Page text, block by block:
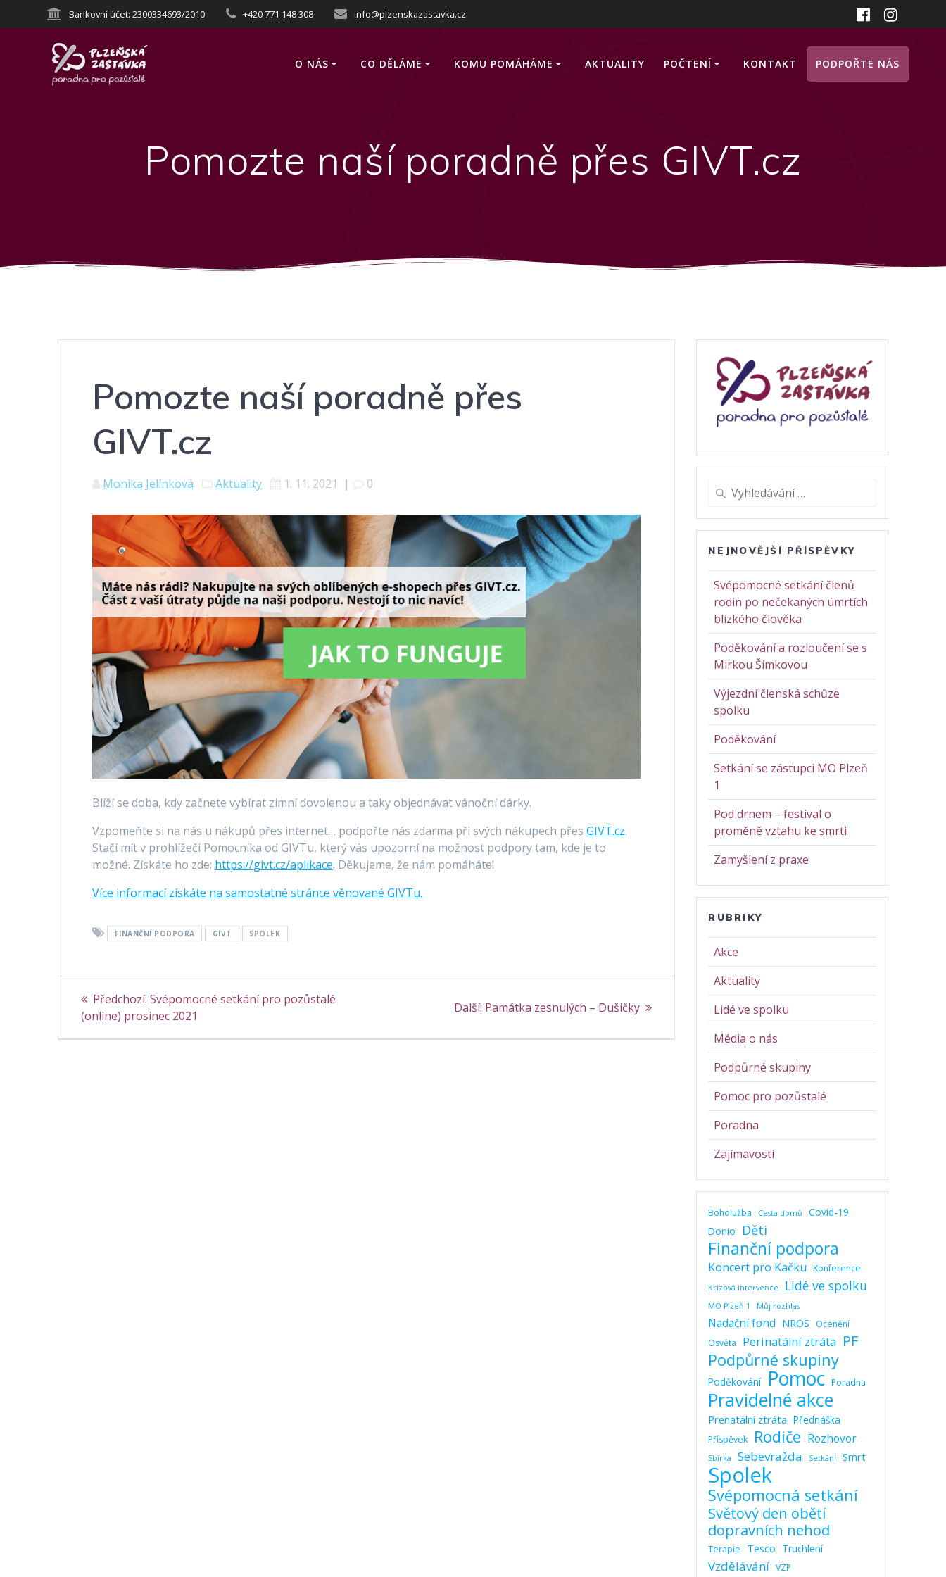
Přeskočit
na
Bankovní účet: 2300334693/2010 +420 771 148 308 info@plzenskazastavka.cz
O NÁS CO DĚLÁME KOMU POMÁHÁME AKTUALITY POČTENÍ KONTAKT PODPOŘTE NÁS
Pomozte naší poradně přes GIVT.cz
Pomozte naší poradně přes
GIVT.cz
Monika Jelínková Aktuality 1. 11. 2021 | 0
Blíží se doba, kdy začnete vybírat zimní dovolenou a taky objednávat vánoční dárky.
Vzpomeňte si na nás u nákupů přes internet… podpořte nás zdarma při svých nákupech přesGIVT.cz.
Stačí mít v prohlížeči Pomocníka od GIVTu, který vás upozorní na možnost podpory tam, kde je to
možné. Získáte ho zde: https://givt.cz/aplikace. Děkujeme, že nám pomáháte!
Více informací získáte na samostatné stránce věnované GIVTu.
FINANČNÍ PODPORA GIVT SPOLEK
Navigace
pro
Předchozí: Předchozí
příspěvek:
Svépomocné setkání pro pozůstalé
(online) prosinec 2021
Další: Další
Památka zesnulých – Dušičky
Vyhledat:
NEJNOVĚJŠÍ PŘÍSPĚVKY
Svépomocné setkání členů
rodin po nečekaných úmrtích
blízkého člověka
Poděkování a rozloučení se s
Mirkou Šimkovou
Výjezdní členská schůze
spolku
Poděkování
Setkání se zástupci MO Plzeň
1
Pod drnem – festival o
proměně vztahu ke smrti
Zamyšlení z praxe
RUBRIKY
Akce
Aktuality
Lidé ve spolku
Média o nás
Podpůrné skupiny
Pomoc pro pozůstalé
Poradna
Zajímavosti
Boholužba Cesta domů
Covid-19
Donio
Děti
Finanční podpora
Koncert pro Kačku Konference
Krizová intervence Lidé ve spolku
MO Plzeň 1 Můj rozhlas
Nadační fond NROS
Ocenění
Osvěta
Perinatální ztráta PF
Podpůrné skupiny
Poděkování Pomoc Poradna
Pravidelné akce
Prenatální ztráta Přednáška
Příspěvek Rodiče Rozhovor
Sbírka Sebevražda Setkání Smrt
Spolek
Svépomocná setkání
Světový den obětí
dopravních nehod
Terapie Tesco Truchlení
Vzdělávání VZP